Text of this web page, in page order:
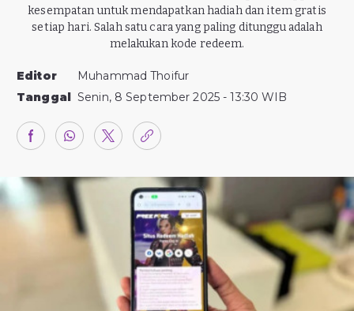
kesempatan untuk mendapatkan hadiah dan item gratis
setiap hari. Salah satu cara yang paling ditunggu adalah
melakukan kode redeem.
Editor
Muhammad Thoifur
Tanggal Senin, 8 September 2025 - 13:30 WIB